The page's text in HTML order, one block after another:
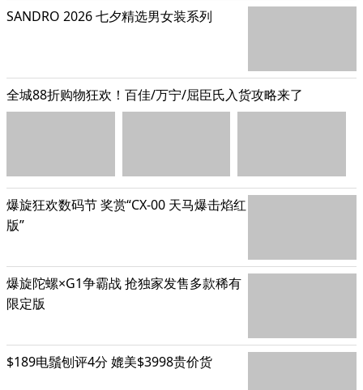
SANDRO 2026 七夕精选男女装系列
全城88折购物狂欢！百佳/万宁/屈臣氏入货攻略来了
爆旋狂欢数码节 奖赏“CX-00 天马爆击焰红
版”
爆旋陀螺×G1争霸战 抢独家发售多款稀有
限定版
$189电鬚刨评4分 媲美$3998贵价货